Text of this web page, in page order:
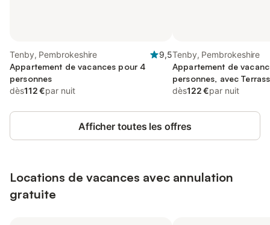
Tenby, Pembrokeshire
9,5
Appartement de vacances pour 4
personnes
dès112 €par nuit
Tenby, Pembrokeshire
Appartement de
personnes, avec
dès122 €par nuit
Afficher toutes les offres
Locations de vacances avec annulation
gratuite